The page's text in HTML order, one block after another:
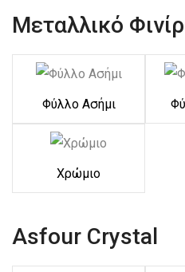
Μεταλλικό
Φύλλο Ασήμι
Χρώμιο
Asfour Crystal